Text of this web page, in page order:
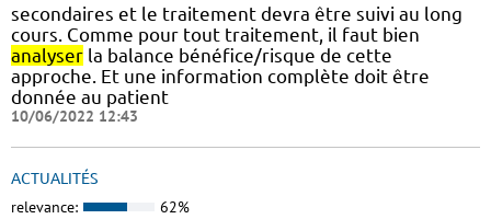
secondaires et le traitement devra être suivi au long
cours. Comme pour tout traitement, il faut bien
analyser la balance bénéfice/risque de cette
approche. Et une information complète doit être
donnée au patient
10/06/2022 12:43
ACTUALITÉS
relevance: 62%